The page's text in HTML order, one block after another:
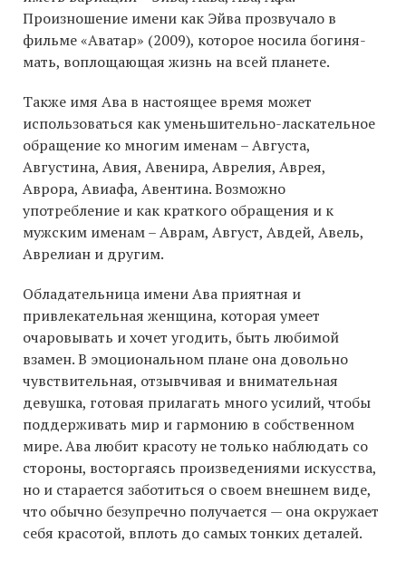
Произношение имени как Эйва прозвучало в
фильме «Аватар» (2009), которое носила богиня-
мать, воплощающая жизнь на всей планете.
Также имя Ава в настоящее время может
использоваться как уменьшительно-ласкательное
обращение ко многим именам – Августа,
Августина, Авия, Авенира, Аврелия, Аврея,
Аврора, Авиафа, Авентина. Возможно
употребление и как краткого обращения и к
мужским именам – Аврам, Август, Авдей, Авель,
Аврелиан и другим.
Обладательница имени Ава приятная и
привлекательная женщина, которая умеет
очаровывать и хочет угодить, быть любимой
взамен. В эмоциональном плане она довольно
чувствительная, отзывчивая и внимательная
девушка, готовая прилагать много усилий, чтобы
поддерживать мир и гармонию в собственном
мире. Ава любит красоту не только наблюдать со
стороны, восторгаясь произведениями искусства,
но и старается заботиться о своем внешнем виде,
что обычно безупречно получается — она окружает
себя красотой, вплоть до самых тонких деталей.